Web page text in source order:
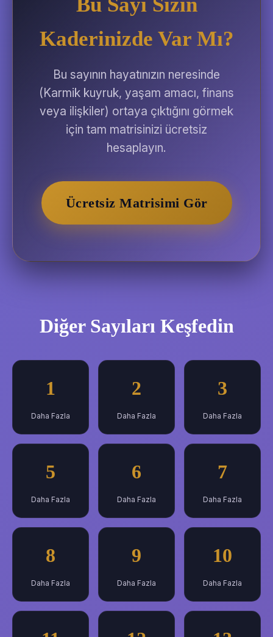
Kaderinizde Var Mı?
Bu sayının hayatınızın neresinde
(Karmik kuyruk, yaşam amacı, finans
veya ilişkiler) ortaya çıktığını görmek
için tam matrisinizi ücretsiz
hesaplayın.
Ücretsiz Matrisimi Gör
Diğer Sayıları Keşfedin
1
Daha Fazla
2
Daha Fazla
3
Daha Fazla
5
Daha Fazla
6
Daha Fazla
7
Daha Fazla
8
Daha Fazla
9
Daha Fazla
10
Daha Fazla